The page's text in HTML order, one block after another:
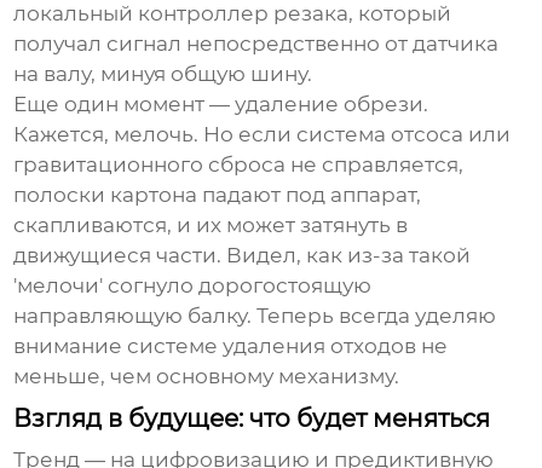
локальный контроллер резака, который
получал сигнал непосредственно от датчика
на валу, минуя общую шину.
Еще один момент — удаление обрези.
Кажется, мелочь. Но если система отсоса или
гравитационного сброса не справляется,
полоски картона падают под аппарат,
скапливаются, и их может затянуть в
движущиеся части. Видел, как из-за такой
'мелочи' согнуло дорогостоящую
направляющую балку. Теперь всегда уделяю
внимание системе удаления отходов не
меньше, чем основному механизму.
Взгляд в будущее: что будет меняться
Тренд — на цифровизацию и предиктивную